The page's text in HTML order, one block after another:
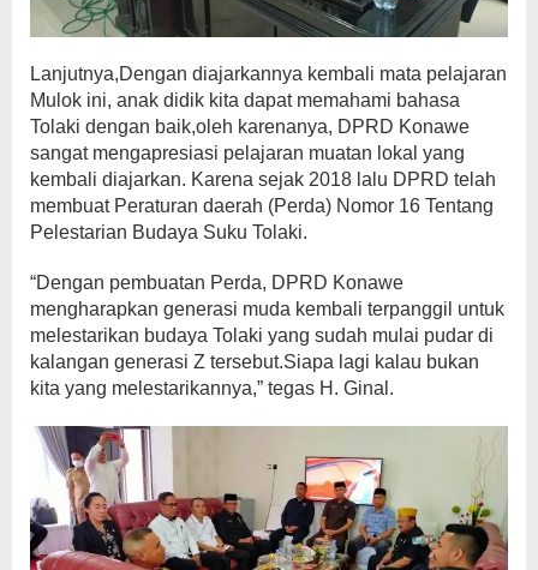
Lanjutnya,Dengan diajarkannya kembali mata pelajaran
Mulok ini, anak didik kita dapat memahami bahasa
Tolaki dengan baik,oleh karenanya, DPRD Konawe
sangat mengapresiasi pelajaran muatan lokal yang
kembali diajarkan. Karena sejak 2018 lalu DPRD telah
membuat Peraturan daerah (Perda) Nomor 16 Tentang
Pelestarian Budaya Suku Tolaki.
“Dengan pembuatan Perda, DPRD Konawe
mengharapkan generasi muda kembali terpanggil untuk
melestarikan budaya Tolaki yang sudah mulai pudar di
kalangan generasi Z tersebut.Siapa lagi kalau bukan
kita yang melestarikannya,” tegas H. Ginal.